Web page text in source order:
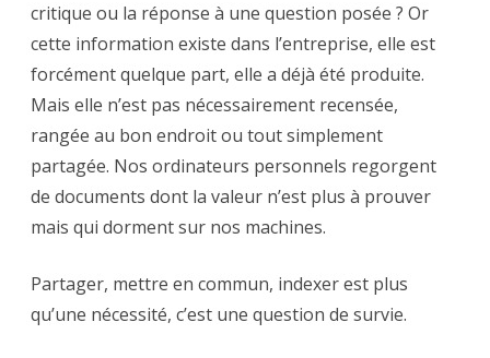
critique ou la réponse à une question posée ? Or
cette information existe dans l’entreprise, elle est
forcément quelque part, elle a déjà été produite.
Mais elle n’est pas nécessairement recensée,
rangée au bon endroit ou tout simplement
partagée. Nos ordinateurs personnels regorgent
de documents dont la valeur n’est plus à prouver
mais qui dorment sur nos machines.
Partager, mettre en commun, indexer est plus
qu’une nécessité, c’est une question de survie.